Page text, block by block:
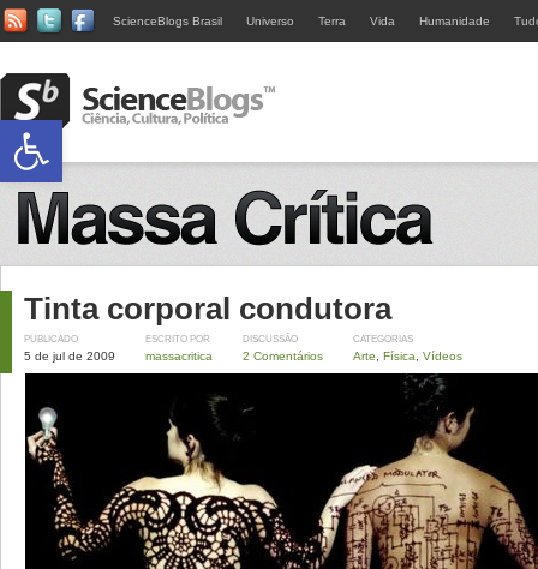
ScienceBlogs Brasil Universo Terra Vida Humanidade
Tinta corporal condutora
PUBLICADO
5 de jul de 2009
ESCRITO POR
massacritica
DISCUSSÃO
2 Comentários
CATEGORIAS
Arte Física Vídeos
Abrir a barra de ferramentas